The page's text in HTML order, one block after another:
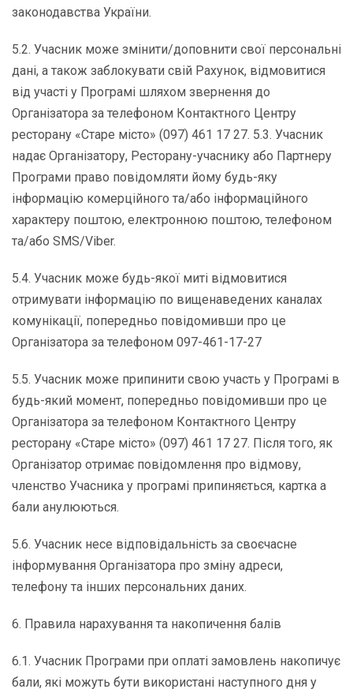
законодавства України.
5.2. Учасник може змінити/доповнити свої персональні
дані, а також заблокувати свій Рахунок, відмовитися
від участі у Програмі шляхом звернення до
Організатора за телефоном Контактного Центру
ресторану «Старе місто» (097) 461 17 27. 5.3. Учасник
надає Організатору, Ресторану-учаснику або Партнеру
Програми право повідомляти йому будь-яку
інформацію комерційного та/або інформаційного
характеру поштою, електронною поштою, телефоном
та/або SMS/Viber.
5.4. Учасник може будь-якої миті відмовитися
отримувати інформацію по вищенаведених каналах
комунікації, попередньо повідомивши про це
Організатора за телефоном 097-461-17-27
5.5. Учасник може припинити свою участь у Програмі в
будь-який момент, попередньо повідомивши про це
Організатора за телефоном Контактного Центру
ресторану «Старе місто» (097) 461 17 27. Після того, як
Організатор отримає повідомлення про відмову,
членство Учасника у програмі припиняється, картка а
бали анулюються.
5.6. Учасник несе відповідальність за своєчасне
інформування Організатора про зміну адреси,
телефону та інших персональних даних.
6. Правила нарахування та накопичення балів
6.1. Учасник Програми при оплаті замовлень накопичує
бали, які можуть бути використані наступного дня у